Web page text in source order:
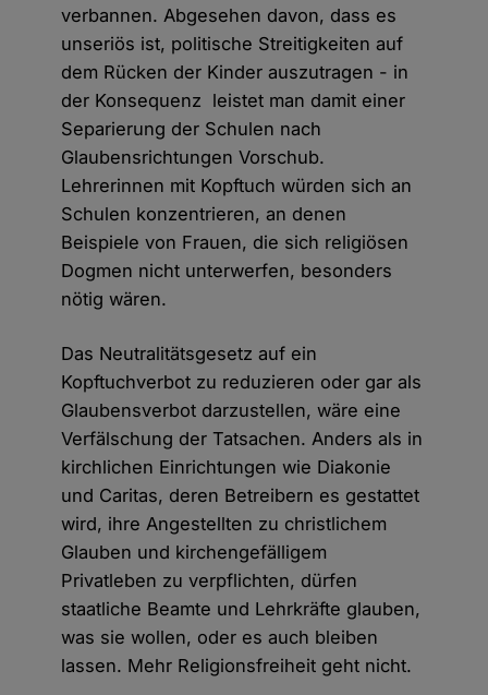
verbannen. Abgesehen davon, dass es
unseriös ist, politische Streitigkeiten auf
dem Rücken der Kinder auszutragen - in
der Konsequenz leistet man damit einer
Separierung der Schulen nach
Glaubensrichtungen Vorschub.
Lehrerinnen mit Kopftuch würden sich an
Schulen konzentrieren, an denen
Beispiele von Frauen, die sich religiösen
Dogmen nicht unterwerfen, besonders
nötig wären.
Das Neutralitätsgesetz auf ein
Kopftuchverbot zu reduzieren oder gar als
Glaubensverbot darzustellen, wäre eine
Verfälschung der Tatsachen. Anders als in
kirchlichen Einrichtungen wie Diakonie
und Caritas, deren Betreibern es gestattet
wird, ihre Angestellten zu christlichem
Glauben und kirchengefälligem
Privatleben zu verpflichten, dürfen
staatliche Beamte und Lehrkräfte glauben,
was sie wollen, oder es auch bleiben
lassen. Mehr Religionsfreiheit geht nicht.